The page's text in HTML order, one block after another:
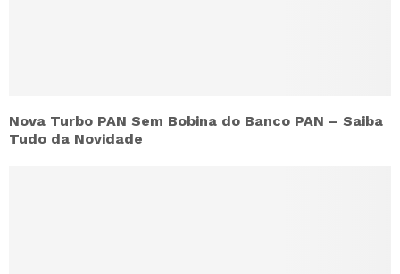
Nova Turbo PAN Sem Bobina do Banco PAN – Saiba
Tudo da Novidade